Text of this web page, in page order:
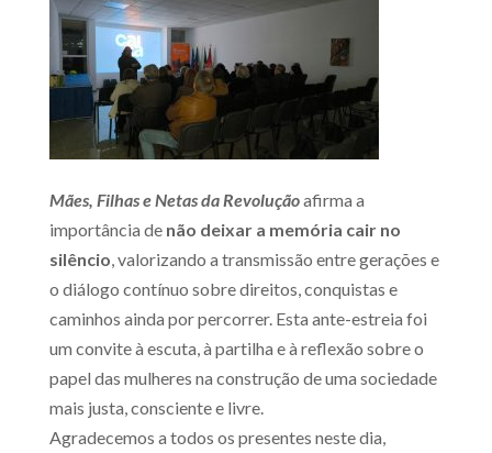
Mães, Filhas e Netas da Revoluçãoafirma a
importância de não deixar a memória cair no
silêncio, valorizando a transmissão entre gerações e
o diálogo contínuo sobre direitos, conquistas e
caminhos ainda por percorrer. Esta ante-estreia foi
um convite à escuta, à partilha e à reflexão sobre o
papel das mulheres na construção de uma sociedade
mais justa, consciente e livre.
Agradecemos a todos os presentes neste dia,